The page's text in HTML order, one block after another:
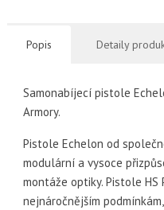
Popis Detaily
Samonabíjecí pistole
Armory.
Pistole Echelon od
modulární a vysoce
montáže optiky. Pistole
nejnáročnějším